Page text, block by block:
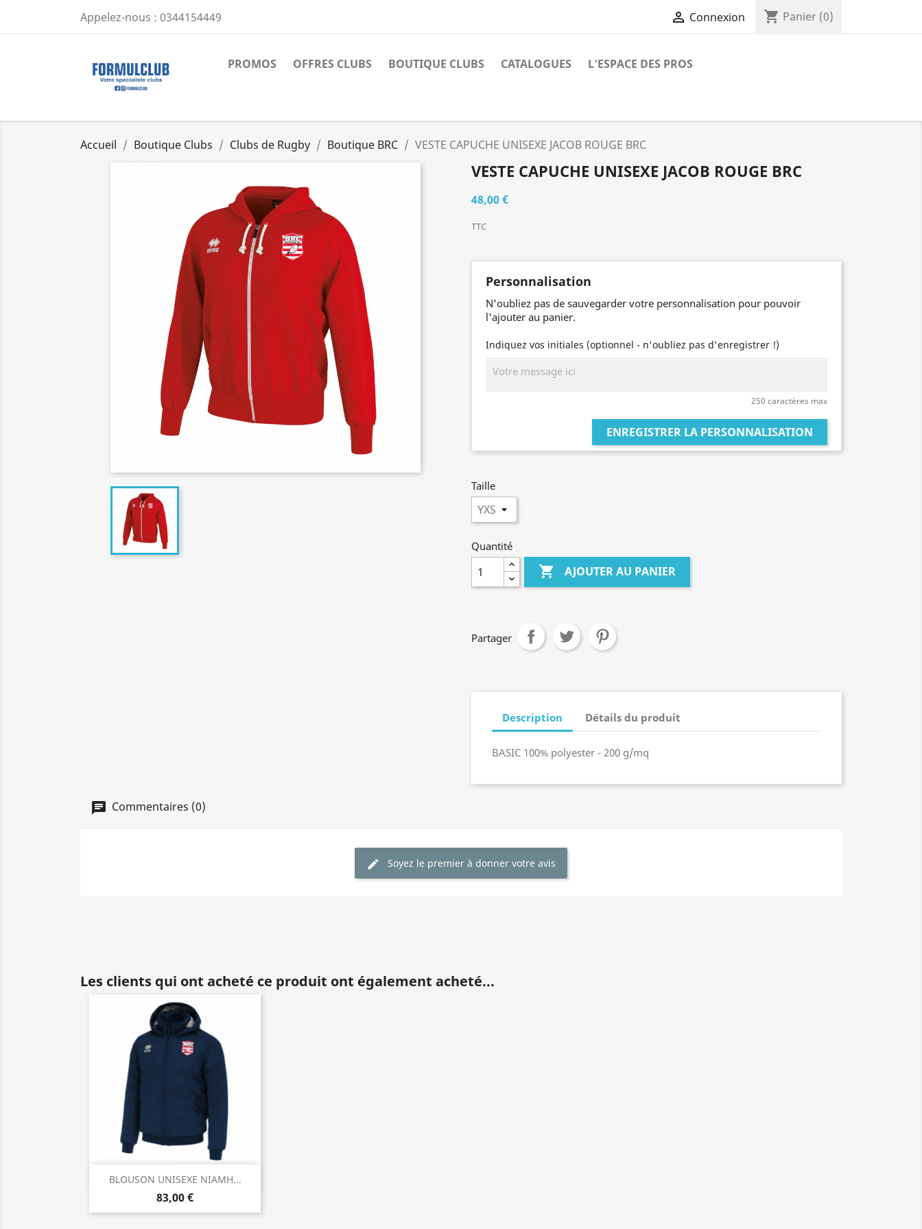
Appelez-nous : 0344154449  Connexion shopping_cart Panier (0)
PROMOS OFFRES CLUBS BOUTIQUE CLUBS CATALOGUES L'ESPACE DES PROS
Accueil Boutique Clubs Clubs de Rugby Boutique BRC VESTE CAPUCHE UNISEXE JACOB ROUGE BRC
VESTE CAPUCHE UNISEXE JACOB ROUGE BRC
48,00 €
TTC
Personnalisation
N'oubliez pas de sauvegarder votre personnalisation pour pouvoir
l'ajouter au panier.
Indiquez vos initiales (optionnel - n'oubliez pas d'enregistrer !)
250 caractères max
ENREGISTRER LA PERSONNALISATION
Taille
Quantité
 AJOUTER AU PANIER
Partager
Description Détails du produit
BASIC 100% polyester - 200 g/mq
Commentaires (0)
Soyez le premier à donner votre avis
Les clients qui ont acheté ce produit ont également acheté...
BLOUSON UNISEXE NIAMH...
83,00 €
Aperçu rapide